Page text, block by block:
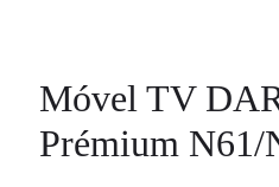
Móvel TV
Prémium N61/